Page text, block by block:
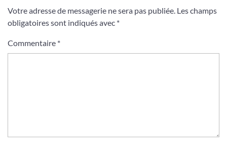
Votre adresse de messagerie ne sera pas publiée. Les champs
obligatoires sont indiqués avec *
Commentaire *